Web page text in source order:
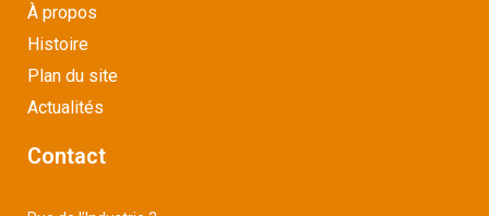
À propos
Histoire
Plan du site
Actualités
Contact